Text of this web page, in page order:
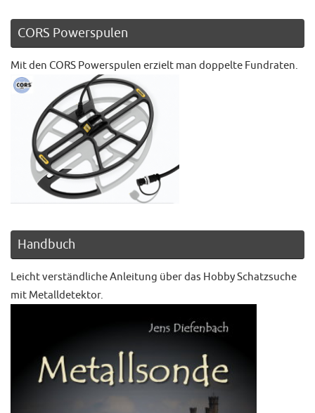
CORS Powerspulen
Mit den CORS Powerspulen erzielt man doppelte Fundraten.
Handbuch
Leicht verständliche Anleitung über das Hobby Schatzsuche
mit Metalldetektor.